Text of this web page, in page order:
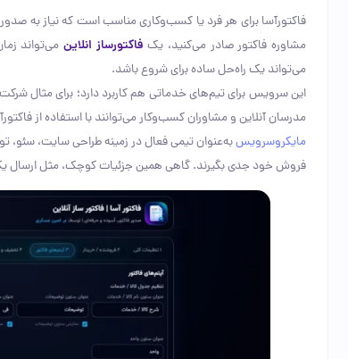
فاکتورآسا برای هر فرد یا کسب‌وکاری مناسب است که نیاز به
مشاوره فاکتور صادر می‌کنید، یک فاکتورساز انلاین می‌تواند
می‌تواند یک راه‌حل ساده برای شروع باشد.
این سرویس برای تیم‌های خدماتی هم کاربرد دارد؛ برای مثال
مدرسان آنلاین و مشاوران کسب‌وکار می‌توانند با استفاده از
مایکروسرویسبه‌عنوان تیمی فعال در زمینه طراحی سایت، سئو،
فروش خود جدی بگیرند. گاهی همین جزئیات کوچک، مثل ارسال یک